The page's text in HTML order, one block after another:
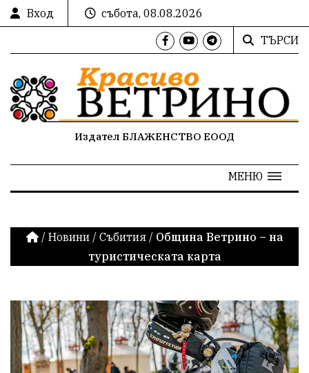
Вход
събота, 08.08.2026
ТЪРСИ
Издател БЛАЖЕНСТВО ЕООД
МЕНЮ
/ Новини / Събития / Община Ветрино – на
туристическата карта